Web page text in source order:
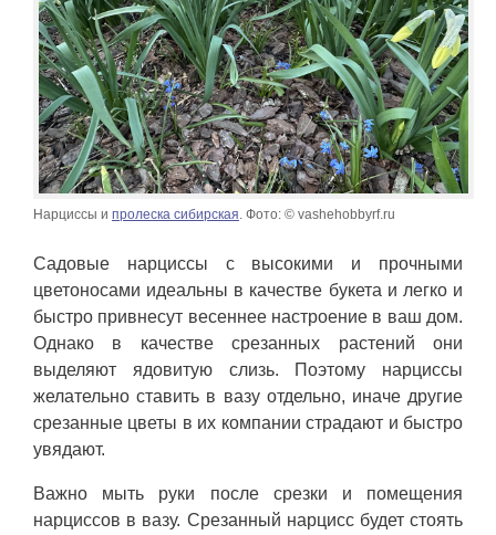
Нарциссы и пролеска сибирская . Фото: © vashehobbyrf.ru
Садовые нарциссы с высокими и прочными
цветоносами идеальны в качестве букета и легко и
быстро привнесут весеннее настроение в ваш дом.
Однако в качестве срезанных растений они
выделяют ядовитую слизь. Поэтому нарциссы
желательно ставить в вазу отдельно, иначе другие
срезанные цветы в их компании страдают и быстро
увядают.
Важно мыть руки после срезки и помещения
нарциссов в вазу. Срезанный нарцисс будет стоять